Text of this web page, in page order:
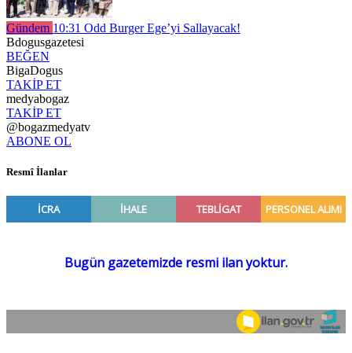
Gündem 10:31 Odd Burger Ege’yi Sallayacak!
Bdogusgazetesi
BEĞEN
BigaDogus
TAKİP ET
medyabogaz
TAKİP ET
@bogazmedyatv
ABONE OL
Resmî İlanlar